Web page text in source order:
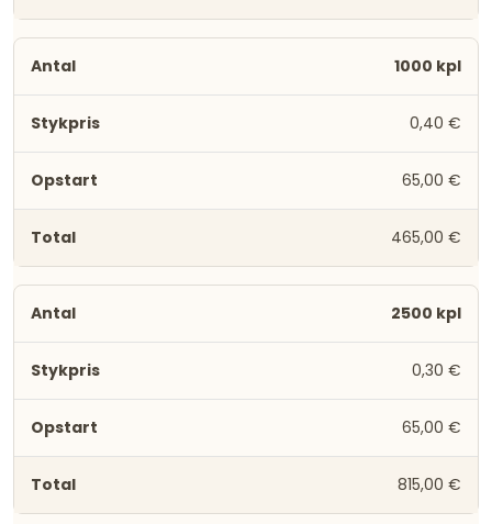
1000 kpl
0,40 €
65,00 €
465,00 €
2500 kpl
0,30 €
65,00 €
815,00 €